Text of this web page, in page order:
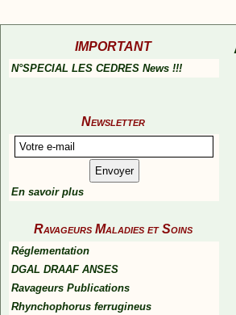
IMPORTANT
N°SPECIAL LES CEDRES News !!!
Newsletter
En savoir plus
Ravageurs Maladies et Soins
Réglementation
DGAL DRAAF ANSES
Ravageurs Publications
Rhynchophorus ferrugineus